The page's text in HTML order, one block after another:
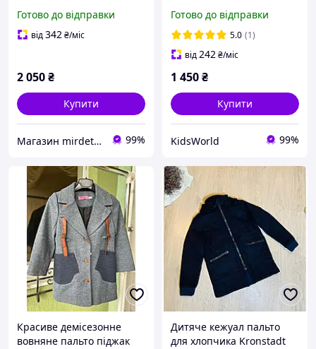
146
Готово до відправки
від342₴/міс
2 050₴
Купити
Магазин mirdetstva.com.ua Одяг та взуття для дітей та підлітків 99%
хлопчика Pleses, колір
темно-синій, розміри 158-
170
Готово до відправки
5.0 (1)
від242₴/міс
1 450₴
Купити
KidsWorld 99%
Красиве демісезонне
вовняне пальто піджак
Дитяче кежуал пальто
для хлопчика Kronstadt